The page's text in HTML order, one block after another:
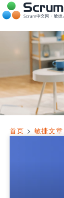
首页 > 敏捷文章